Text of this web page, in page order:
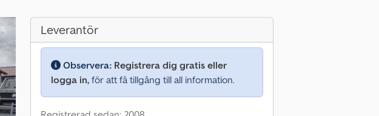
Leverantör
Observera: Registrera dig gratis eller
logga in, för att få tillgång till all information.